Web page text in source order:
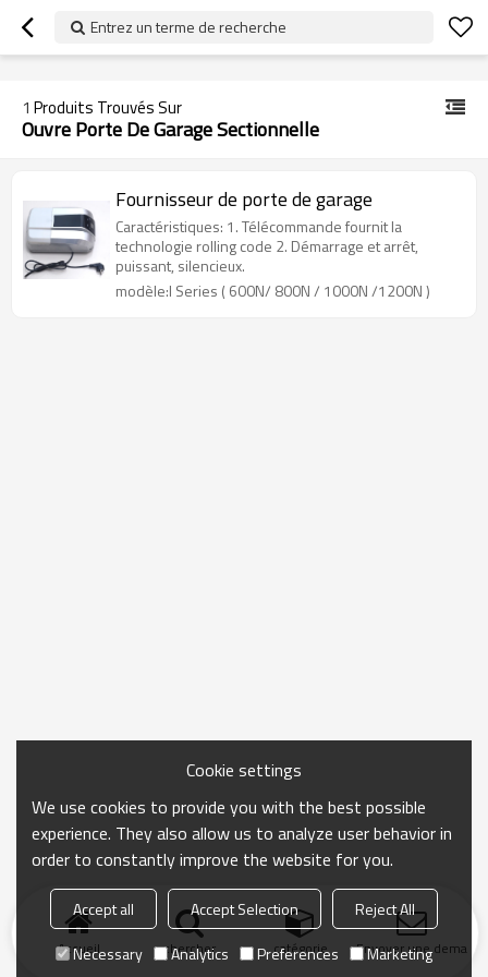
googlea70fe95786458a77.html
Entrez un terme de recherche
1 Produits Trouvés Sur
Ouvre Porte De Garage Sectionnelle
Fournisseur de porte de garage
Caractéristiques: 1. Télécommande fournit la
technologie rolling code 2. Démarrage et arrêt,
puissant, silencieux.
modèle:I Series ( 600N/ 800N / 1000N /1200N )
Accueil chercher catégorie Envoyer une
Cookie settings
We use cookies to provide you with the best possible
experience. They also allow us to analyze user behavior in
order to constantly improve the website for you.
Accept all Accept Selection
Reject All
Necessary
Analytics Preferences Marketing